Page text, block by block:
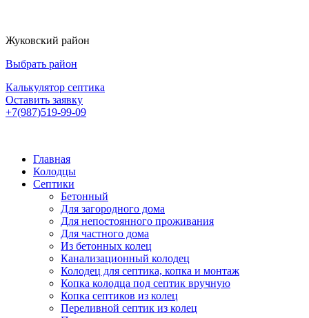
Жуковский район
Выбрать район
Калькулятор септика
Оставить заявку
+7(987)519-99-09
Главная
Колодцы
Септики
Бетонный
Для загородного дома
Для непостоянного проживания
Для частного дома
Из бетонных колец
Канализационный колодец
Колодец для септика, копка и монтаж
Копка колодца под септик вручную
Копка септиков из колец
Переливной септик из колец